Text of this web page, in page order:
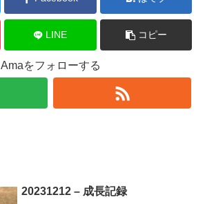
LINE コピー
Amaをフォローする
20231212 – 成長記録